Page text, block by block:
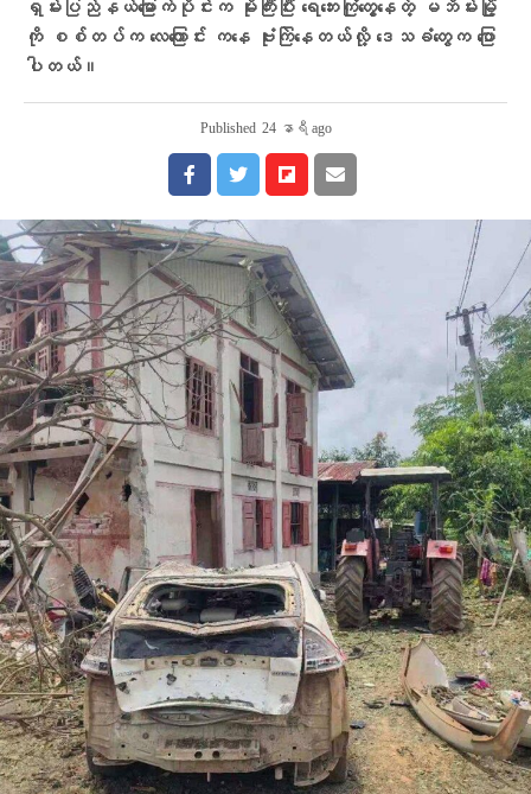
ရှမ်းပြည်နယ်မြောက်ပိုင်းက မိုးကြီးပြီး ရေဘေးကြုံတွေ့နေတဲ့ မဘိမ်းမြို့
ကို စစ်တပ်က လေကြောင်း ကနေ ဗုံးကြဲနေတယ်လို့ ဒေသခံတွေက ပြော
ပါတယ်။
Published 24 နာရီ ago